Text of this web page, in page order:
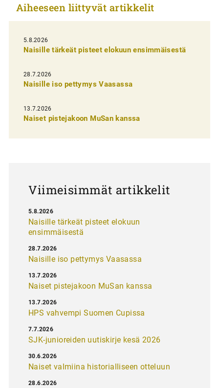
k
e
l
i
e
n
e
Aiheeseen liittyvät artikkelit
5.8.2026
Naisille tärkeät pisteet elokuun ensimmäisestä
28.7.2026
Naisille iso pettymys Vaasassa
13.7.2026
Naiset pistejakoon MuSan kanssa
Viimeisimmät artikkelit
Naisille tärkeät pisteet elokuun
ensimmäisestä
5.8.2026
Naisille iso pettymys Vaasassa
28.7.2026
Naiset pistejakoon MuSan kanssa
13.7.2026
HPS vahvempi Suomen Cupissa
13.7.2026
SJK-junioreiden uutiskirje kesä 2026
7.7.2026
Naiset valmiina historialliseen otteluun
30.6.2026
28.6.2026